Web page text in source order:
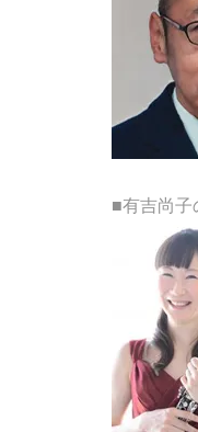
■有吉尚子